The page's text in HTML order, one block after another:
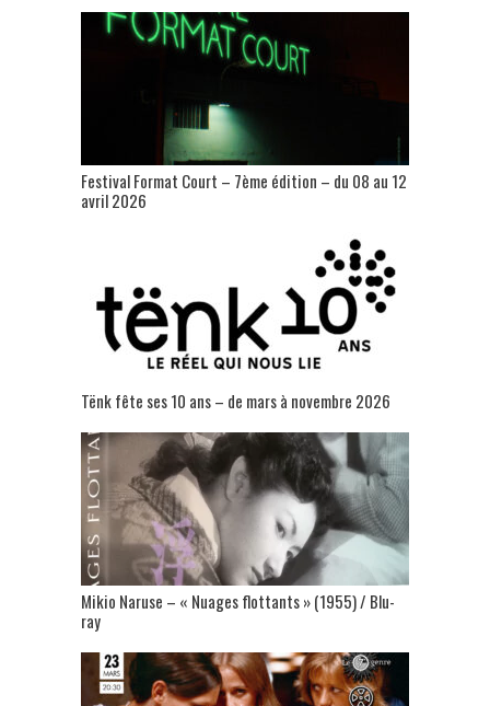
Festival Format Court – 7ème édition – du 08 au 12
avril 2026
Tënk fête ses 10 ans – de mars à novembre 2026
Mikio Naruse – « Nuages flottants » (1955) / Blu-
ray